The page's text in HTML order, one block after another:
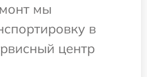
мы
в
центр